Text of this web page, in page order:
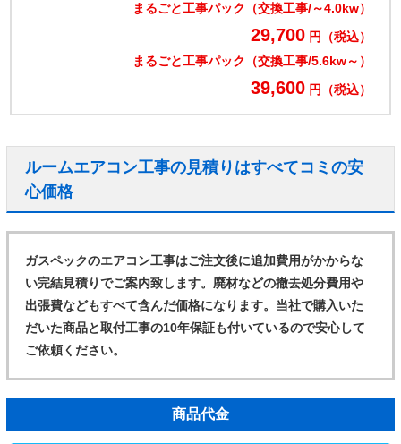
まるごと工事パック（交換工事/～4.0kw）
29,700 円（税込）
まるごと工事パック（交換工事/5.6kw～）
39,600 円（税込）
ルームエアコン工事の見積りはすべてコミの安
心価格
ガスペックのエアコン工事はご注文後に追加費用がかからな
い完結見積りでご案内致します。廃材などの撤去処分費用や
出張費などもすべて含んだ価格になります。当社で購入いた
だいた商品と取付工事の10年保証も付いているので安心して
ご依頼ください。
商品代金